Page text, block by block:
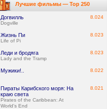
Лучшие фильмы — Top 250
Догвилль
Dogville
8.024
Жизнь Пи
Life of Pi
8.023
Леди и бродяга
Lady and the Tramp
8.023
Мужики!.. 8.022
Пираты Карибского моря: На
краю света
Pirates of the Caribbean: At
World's End
8.021